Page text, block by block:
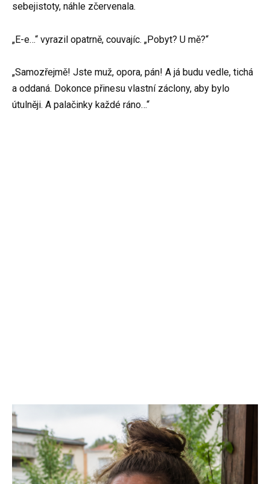
sebejistoty, náhle zčervenala.
„E-e…“ vyrazil opatrně, couvajíc. „Pobyt? U mě?“
„Samozřejmě! Jste muž, opora, pán! A já budu vedle, tichá
a oddaná. Dokonce přinesu vlastní záclony, aby bylo
útulněji. A palačinky každé ráno…“